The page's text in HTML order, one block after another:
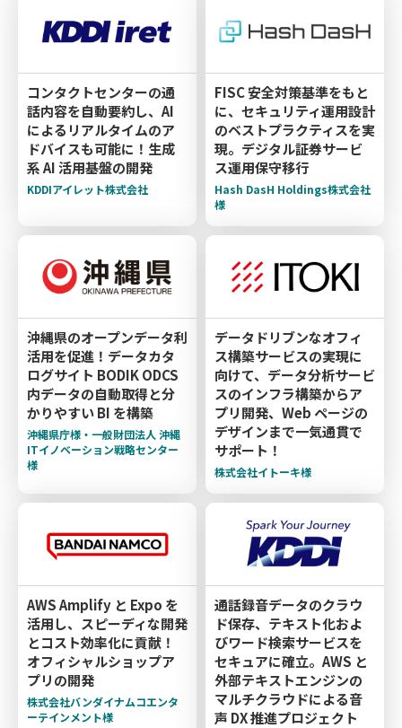
コンタクトセンターの通
話内容を自動要約し、AI
によるリアルタイムのア
ドバイスも可能に！生成
系 AI 活用基盤の開発
KDDIアイレット株式会社
FISC 安全対策基準をもと
に、セキュリティ運用設計
のベストプラクティスを実
現。デジタル証券サービ
ス運用保守移行
Hash DasH Holdings株式会社
様
沖縄県のオープンデータ利
活用を促進！データカタ
ログサイト BODIK ODCS
内データの自動取得と分
かりやすい BI を構築
沖縄県庁様・一般財団法人 沖縄
ITイノベーション戦略センター
様
データドリブンなオフィ
ス構築サービスの実現に
向けて、データ分析サービ
スのインフラ構築からア
プリ開発、Web ページの
デザインまで一気通貫で
サポート！
株式会社イトーキ様
AWS Amplify と Expo を
活用し、スピーディな開発
とコスト効率化に貢献！
オフィシャルショップア
プリの開発
株式会社バンダイナムコエンタ
ーテインメント様
通話録音データのクラウ
ド保存、テキスト化およ
びワード検索サービスを
セキュアに確立。AWS と
外部テキストエンジンの
マルチクラウドによる音
声 DX 推進プロジェクト